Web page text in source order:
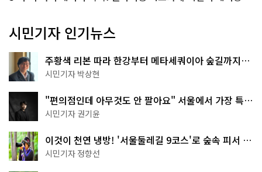
시민기자 인기뉴스
주황색 리본 따라 한강부터 메타세쿼이아 숲길까지…
서울둘레길 15코스
시민기자 박상현
"편의점인데 아무것도 안 팔아요" 서울에서 가장 특별
한 편의점의 정체
시민기자 권기윤
이것이 천연 냉방! '서울둘레길 9코스'로 숲속 피서 떠
나볼까
시민기자 정향선